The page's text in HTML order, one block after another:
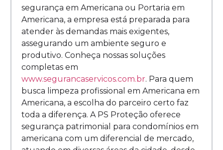
segurança em Americana ou Portaria em
Americana, a empresa está preparada para
atender às demandas mais exigentes,
assegurando um ambiente seguro e
produtivo. Conheça nossas soluções
completas em
www.segurancaservicos.com.br. Para quem
busca limpeza profissional em Americana em
Americana, a escolha do parceiro certo faz
toda a diferença. A PS Proteção oferece
segurança patrimonial para condomínios em
americana com um diferencial de mercado,